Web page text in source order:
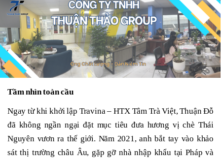
Tầm nhìn toàn cầu
Ngay từ khi khởi lập Travina – HTX Tâm Trà Việt, Thuận Đỗ
đã không ngần ngại đặt mục tiêu đưa hương vị chè Thái
Nguyên vươn ra thế giới. Năm 2021, anh bắt tay vào khảo
sát thị trường châu Âu, gặp gỡ nhà nhập khẩu tại Pháp và